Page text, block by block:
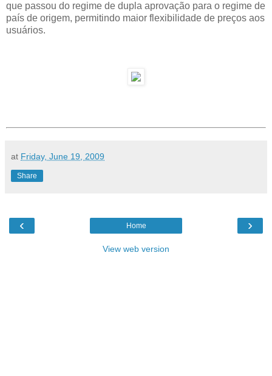
que passou do regime de dupla aprovação para o regime de
país de origem, permitindo maior flexibilidade de preços aos
usuários.
at Friday, June 19, 2009
Share
‹ ›
Home
View web version